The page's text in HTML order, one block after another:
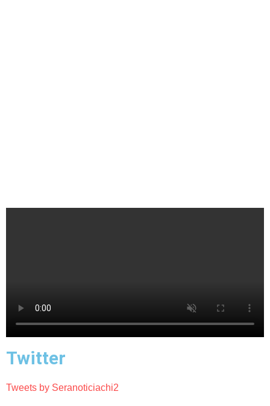
Twitter
Tweets by Seranoticiachi2